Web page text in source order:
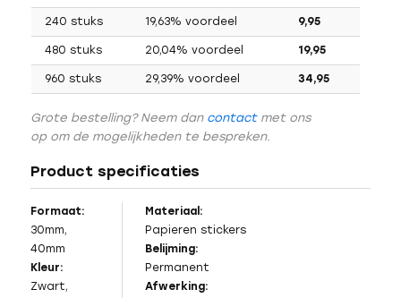
240 stuks 19,63% voordeel 9,95
480 stuks 20,04% voordeel 19,95
960 stuks 29,39% voordeel 34,95
Grote bestelling? Neem dan contactmet ons
op om de mogelijkheden te bespreken.
Product specificaties
Formaat:
30mm,
40mm
Kleur:
Zwart,
Materiaal:
Papieren stickers
Belijming:
Permanent
Afwerking: